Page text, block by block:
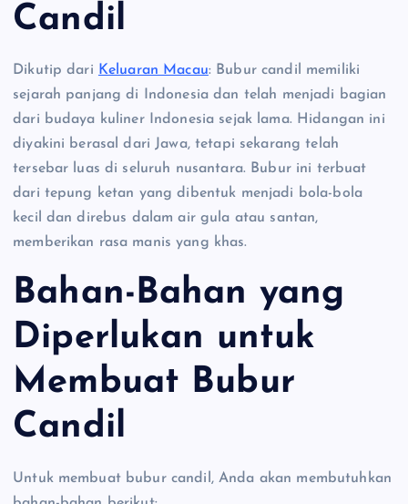
Candil
Dikutip dari Keluaran Macau: Bubur candil memiliki
sejarah panjang di Indonesia dan telah menjadi bagian
dari budaya kuliner Indonesia sejak lama. Hidangan ini
diyakini berasal dari Jawa, tetapi sekarang telah
tersebar luas di seluruh nusantara. Bubur ini terbuat
dari tepung ketan yang dibentuk menjadi bola-bola
kecil dan direbus dalam air gula atau santan,
memberikan rasa manis yang khas.
Bahan-Bahan yang
Diperlukan untuk
Membuat Bubur
Candil
Untuk membuat bubur candil, Anda akan membutuhkan